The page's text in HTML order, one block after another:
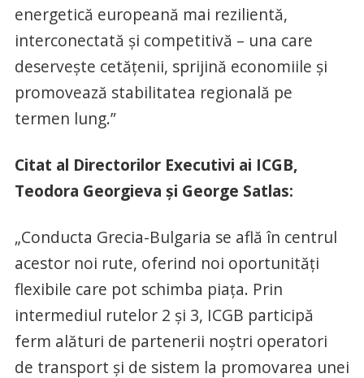
energetică europeană mai rezilientă,
interconectată și competitivă – una care
deservește cetățenii, sprijină economiile și
promovează stabilitatea regională pe
termen lung.”
Citat al Directorilor Executivi ai ICGB,
Teodora Georgieva și George Satlas:
„Conducta Grecia-Bulgaria se află în centrul
acestor noi rute, oferind noi oportunități
flexibile care pot schimba piața. Prin
intermediul rutelor 2 și 3, ICGB participă
ferm alături de partenerii noștri operatori
de transport și de sistem la promovarea unei